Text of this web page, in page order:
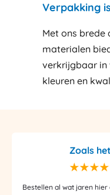
Verpakking
Met ons
materialen
verkrijgbaar in
kleuren en
Zoals
Bestellen al wat jaren hier